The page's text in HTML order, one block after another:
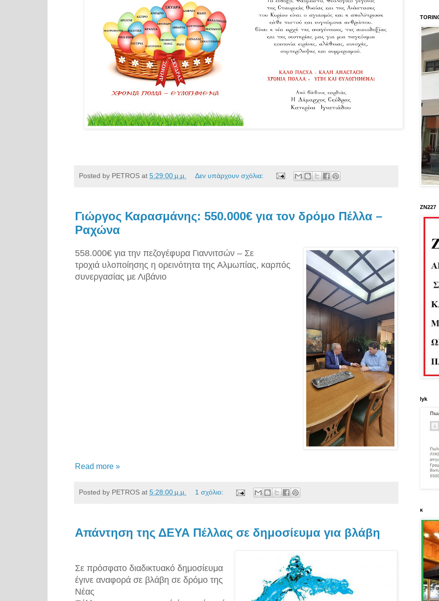
Posted by PETROS at 5:29:00 μ.μ. Δεν υπάρχουν σχόλια:
Γιώργος Καρασμάνης: 550.000€ για τον δρόμο Πέλλα –
Ραχώνα
558.000€ για την πεζογέφυρα Γιαννιτσών – Σε
τροχιά υλοποίησης η ορεινότητα της Αλμωπίας, καρπός
συνεργασίας με Λιβάνιο
Read more »
Posted by PETROS at 5:28:00 μ.μ. 1 σχόλιο:
Απάντηση της ΔΕΥΑ Πέλλας σε δημοσίευμα για βλάβη
Σε πρόσφατο διαδικτυακό δημοσίευμα
έγινε αναφορά σε βλάβη σε δρόμο της
Νέας
ΖΝ227
lyk
κ